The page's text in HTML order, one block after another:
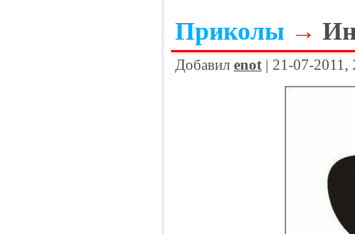
Приколы →
Добавил enot | 21-07-